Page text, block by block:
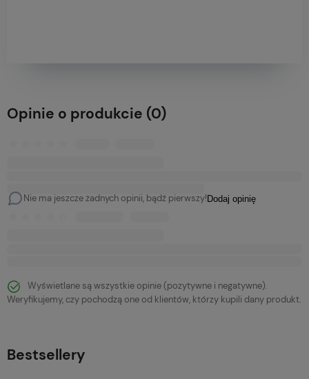
Opinie o produkcie (0)
Nie ma jeszcze żadnych opinii, bądź pierwszy! Dodaj opinię
Wyświetlane są wszystkie opinie (pozytywne i negatywne).
Weryfikujemy, czy pochodzą one od klientów, którzy kupili dany produkt.
Bestsellery